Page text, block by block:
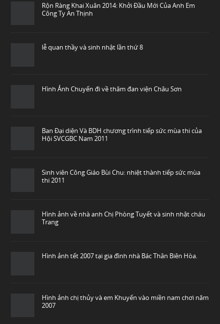
Rộn Ràng Khai Xuân 2014: Khởi Đầu Mới Của Anh Em
Công Ty An Thịnh
lễ quan thầy và sinh nhật lần thứ 8
Hình Ảnh Chuyến đi về thăm đan viện Châu Sơn
Ban Đại diện Và BDH chương trình tiếp sức mùa thi của
Hội SVCGBC Nam 2011
Sinh viên Công Giáo Bùi Chu: nhiệt thành tiếp sức mùa
thi 2011
Hình ảnh về nhà anh Chị Phòng Tuyết và sinh nhật cháu
Trang
Hình ảnh tết 2007 tại gia đình nhà Bác Thân Biên Hòa.
Hình ảnh chị thủy và em Khuyến vào miền nam chơi năm
2007